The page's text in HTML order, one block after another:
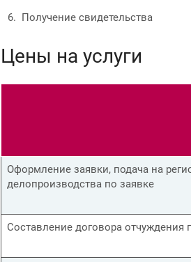
Получение свидетельства
Цены на услуги
Оформление заявки, подача на
делопроизводства по заявке
Составление договора